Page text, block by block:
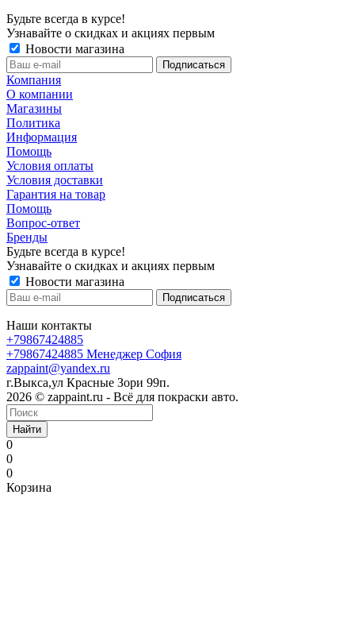
Будьте всегда в курсе!
Узнавайте о скидках и акциях первым
Новости магазина
Компания
О компании
Магазины
Политика
Информация
Помощь
Условия оплаты
Условия доставки
Гарантия на товар
Помощь
Вопрос-ответ
Бренды
Будьте всегда в курсе!
Узнавайте о скидках и акциях первым
Новости магазина
Наши контакты
+79867424885
+79867424885 Менеджер София
zappaint@yandex.ru
г.Выкса,ул Красные Зори 99п.
2026 © zappaint.ru - Всё для покраски авто.
Найти
0
0
0
Корзина